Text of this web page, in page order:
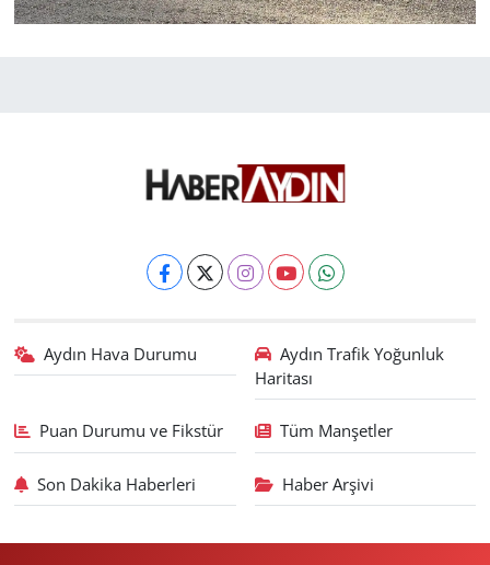
Aydın Hava Durumu
Aydın Trafik Yoğunluk
Haritası
Puan Durumu ve Fikstür Tüm Manşetler
Son Dakika Haberleri Haber Arşivi